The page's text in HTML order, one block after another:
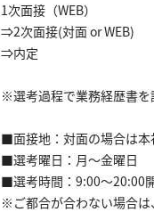
1次面接（WEB）
⇒2次面接(対面 or WEB)
⇒内定
※選考過程で業務経歴書
■面接地：対面の場合は
■選考曜日：月～金曜日
■選考時間：9:00～20:00
※ご都合が合わない場合は